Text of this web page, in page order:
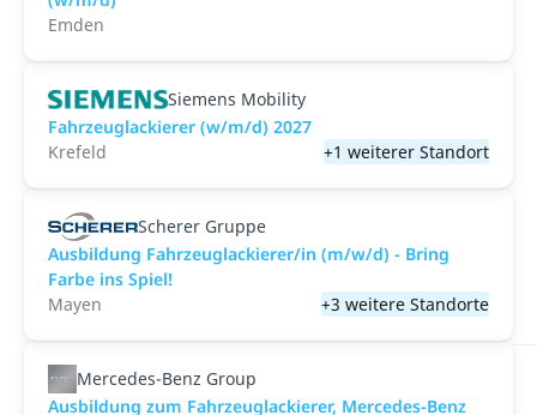
Emden
Siemens Mobility
Fahrzeuglackierer (w/m/d) 2027
Krefeld
+1 weiterer Standort
Scherer Gruppe
Ausbildung Fahrzeuglackierer/in (m/w/d) - Bring
Farbe ins Spiel!
Mayen
+3 weitere Standorte
Mercedes-Benz Group
Ausbildung zum Fahrzeuglackierer, Mercedes-Benz